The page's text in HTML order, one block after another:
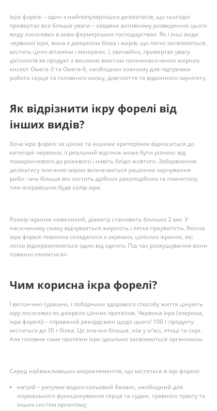
Ікра форелі – один з найпопулярніших делікатесів, що сьогодні
привертає все більше уваги – завдяки активному розведенню цього
виду лососевих в аква-фермерських господарствах. Як і інші види
червоної ікри, вона є джерелом білка і жирів, що легко засвоюються,
містить цінні вітаміни і мінерали. І, звичайно, привертає увагу
дієтологів як продукт з високим вмістом поліненасичених жирних
кислот Омега-3 та Омега-6, необхідних кожному для підтримки
роботи серця та головного мозку, довголіття та відмінного імунітету.
Як відрізнити ікру форелі від
інших видів?
Хоча ікра форелі за ціною та іншими критеріями відноситься до
категорії червоної, її реальний відтінок може бути різним: від
помаранчевого до рожевого і навіть блідо-жовтого. Забарвлення
делікатесу значною мірою визначається раціоном харчування
риби: чим більше він містить дрібних ракоподібних та планктону,
тим яскравішим буде колір ікри.
Розмір ікринок невеликий, діаметр становить близько 2 мм. У
насиченому смаку відчувається жирність і легка гіркуватість. Якісна
ікра форелі повинна складатися з окремих, цілісних ікринок, які
легко відокремлюються один від одного. Під час розкушування вони
повинні «лопатися».
Чим корисна ікра форелі?
І витончені гурмани, і поборники здорового способу життя цінують
ікру лососевих як джерело цінних протеїнів. Червона ікра (зокрема,
ікра форелі) – справжній рекордсмен щодо цього! 100 г продукту
міститься до 30 г білка. Це значно більше, ніж у м'ясі, птиці та сирі.
Але головне саме протеїни ікри ідеально засвоюються організмом.
Серед найважливіших мікроелементів, що містяться в ікрі форелі:
натрій – регулює водно-сольовий баланс, необхідний для
нормального функціонування серця та судин, травного тракту та
інших систем організму;